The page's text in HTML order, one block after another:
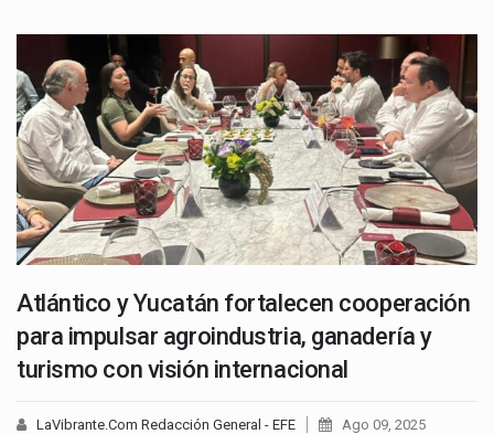
Atlántico y Yucatán fortalecen cooperación
para impulsar agroindustria, ganadería y
turismo con visión internacional
LaVibrante.Com Redacción General - EFE Ago 09, 2025